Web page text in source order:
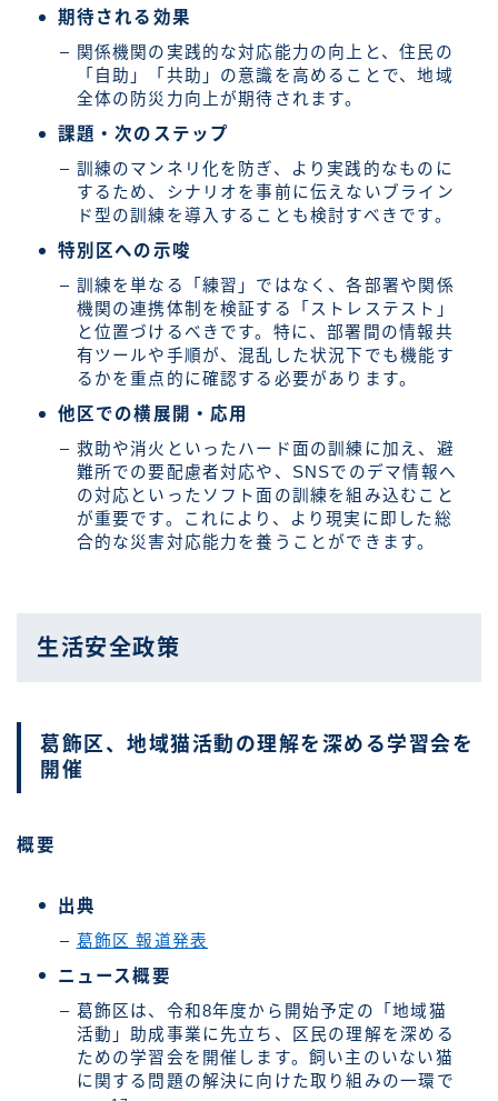
期待される効果
関係機関の実践的な対応能力の向上と、住民の
「自助」「共助」の意識を高めることで、地域
全体の防災力向上が期待されます。
課題・次のステップ
訓練のマンネリ化を防ぎ、より実践的なものに
するため、シナリオを事前に伝えないブライン
ド型の訓練を導入することも検討すべきです。
特別区への示唆
訓練を単なる「練習」ではなく、各部署や関係
機関の連携体制を検証する「ストレステスト」
と位置づけるべきです。特に、部署間の情報共
有ツールや手順が、混乱した状況下でも機能す
るかを重点的に確認する必要があります。
他区での横展開・応用
救助や消火といったハード面の訓練に加え、避
難所での要配慮者対応や、SNSでのデマ情報へ
の対応といったソフト面の訓練を組み込むこと
が重要です。これにより、より現実に即した総
合的な災害対応能力を養うことができます。
生活安全政策
葛飾区、地域猫活動の理解を深める学習会を
開催
概要
出典
葛飾区 報道発表
ニュース概要
葛飾区は、令和8年度から開始予定の「地域猫
活動」助成事業に先立ち、区民の理解を深める
ための学習会を開催します。飼い主のいない猫
に関する問題の解決に向けた取り組みの一環で